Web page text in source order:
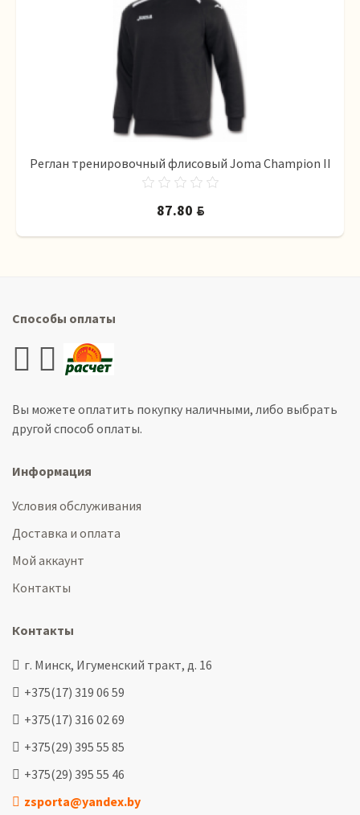
Реглан тренировочный флисовый Joma Champion II
87.80 BYN
Способы оплаты
Вы можете оплатить покупку наличными, либо выбрать
другой способ оплаты.
Информация
Условия обслуживания
Доставка и оплата
Мой аккаунт
Контакты
Контакты
г. Минск, Игуменский тракт, д. 16
+375(17) 319 06 59
+375(17) 316 02 69
+375(29) 395 55 85
+375(29) 395 55 46
zsporta@yandex.by